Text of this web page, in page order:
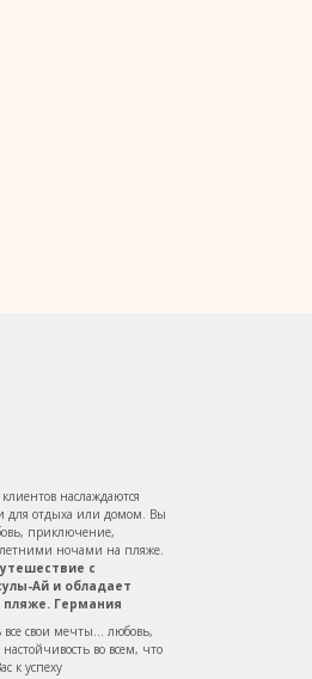
наслаждаются
для отдыха или домом. Вы
приключение,
летними ночами на пляже.
с
Ай и обладает
Германия
свои мечты... любовь,
во всем, что
к успеху